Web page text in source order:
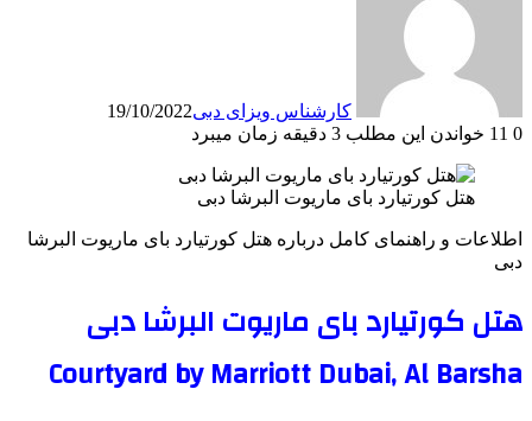
کارشناس ویزای دبی19/10/2022
0
خواندن این مطلب 3 دقیقه زمان میبرد
هتل کورتیارد بای ماریوت البرشا دبی
اطلاعات و راهنمای کامل درباره هتل کورتیارد بای ماریوت البرشا
دبی
هتل کورتیارد بای ماریوت البرشا دبی
Courtyard by Marriott Dubai, Al Barsha